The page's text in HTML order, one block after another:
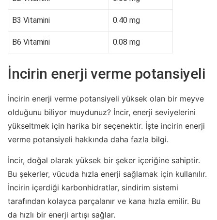
B3 Vitamini 0.40 mg
B6 Vitamini 0.08 mg
İncirin enerji verme potansiyeli
İncirin enerji verme potansiyeli yüksek olan bir meyve
olduğunu biliyor muydunuz? İncir, enerji seviyelerini
yükseltmek için harika bir seçenektir. İşte incirin enerji
verme potansiyeli hakkında daha fazla bilgi.
İncir, doğal olarak yüksek bir şeker içeriğine sahiptir.
Bu şekerler, vücuda hızla enerji sağlamak için kullanılır.
İncirin içerdiği karbonhidratlar, sindirim sistemi
tarafından kolayca parçalanır ve kana hızla emilir. Bu
da hızlı bir enerji artışı sağlar.